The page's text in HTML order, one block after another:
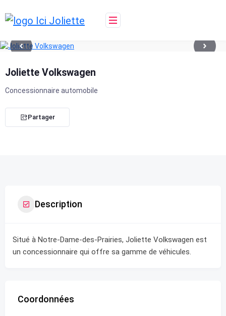
to
content
Joliette Volkswagen
Concessionnaire automobile
Partager
Description
Situé à Notre-Dame-des-Prairies, Joliette Volkswagen est
un concessionnaire qui offre sa gamme de véhicules.
Coordonnées